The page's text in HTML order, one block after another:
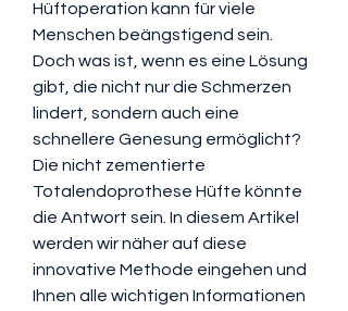
Hüftoperation kann für viele
Menschen beängstigend sein.
Doch was ist, wenn es eine Lösung
gibt, die nicht nur die Schmerzen
lindert, sondern auch eine
schnellere Genesung ermöglicht?
Die nicht zementierte
Totalendoprothese Hüfte könnte
die Antwort sein. In diesem Artikel
werden wir näher auf diese
innovative Methode eingehen und
Ihnen alle wichtigen Informationen